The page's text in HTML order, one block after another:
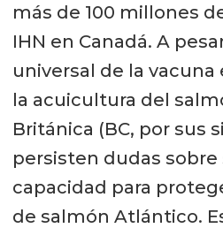
más de 100 millones
IHN en Canadá. A
universal de la
la acuicultura del
Británica (BC, por sus
persisten dudas sobre
capacidad para
de salmón Atlántico.